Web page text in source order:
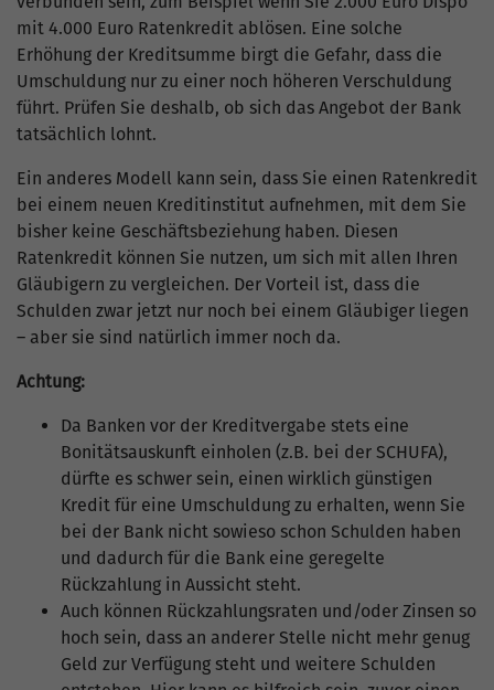
mit 4.000 Euro Ratenkredit ablösen. Eine solche
Erhöhung der Kreditsumme birgt die Gefahr, dass die
Umschuldung nur zu einer noch höheren Verschuldung
führt. Prüfen Sie deshalb, ob sich das Angebot der Bank
tatsächlich lohnt.
Ein anderes Modell kann sein, dass Sie einen Ratenkredit
bei einem neuen Kreditinstitut aufnehmen, mit dem Sie
bisher keine Geschäftsbeziehung haben. Diesen
Ratenkredit können Sie nutzen, um sich mit allen Ihren
Gläubigern zu vergleichen. Der Vorteil ist, dass die
Schulden zwar jetzt nur noch bei einem Gläubiger liegen
– aber sie sind natürlich immer noch da.
Achtung:
Da Banken vor der Kreditvergabe stets eine
Bonitätsauskunft einholen (z.B. bei der SCHUFA),
dürfte es schwer sein, einen wirklich günstigen
Kredit für eine Umschuldung zu erhalten, wenn Sie
bei der Bank nicht sowieso schon Schulden haben
und dadurch für die Bank eine geregelte
Rückzahlung in Aussicht steht.
Auch können Rückzahlungsraten und/oder Zinsen so
hoch sein, dass an anderer Stelle nicht mehr genug
Geld zur Verfügung steht und weitere Schulden